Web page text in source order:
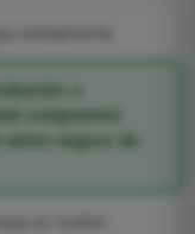
o
competente
seguro de